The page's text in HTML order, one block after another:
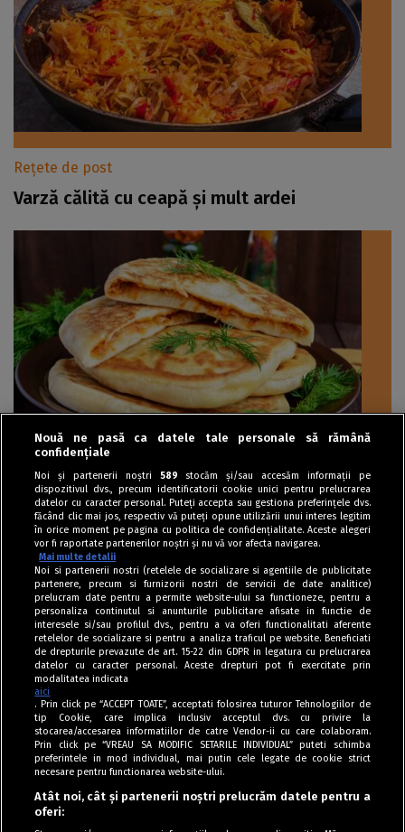
Rețete de post
Varză călită cu ceapă și mult ardei
Aluaturi sărate
Plăcinte cu varză călită la tigaie
Tag index
Program Antena 1
Nouă ne pasă ca datele tale personale să rămână
confidențiale
Noi și partenerii noștri 589 stocăm și/sau accesăm informații pe
dispozitivul dvs., precum identificatorii cookie unici pentru prelucrarea
datelor cu caracter personal. Puteți accepta sau gestiona preferințele dvs.
făcând clic mai jos, respectiv vă puteți opune utilizării unui interes legitim
în orice moment pe pagina cu politica de confidențialitate. Aceste alegeri
vor fi raportate partenerilor noștri și nu vă vor afecta navigarea.
Mai multe detalii
Noi si partenerii nostri (retelele de socializare si agentiile de publicitate
partenere, precum si furnizorii nostri de servicii de date analitice)
prelucram date pentru a permite website-ului sa functioneze, pentru a
personaliza continutul si anunturile publicitare afisate in functie de
interesele si/sau profilul dvs., pentru a va oferi functionalitati aferente
retelelor de socializare si pentru a analiza traficul pe website. Beneficiati
de drepturile prevazute de art. 15-22 din GDPR in legatura cu prelucrarea
datelor cu caracter personal. Aceste drepturi pot fi exercitate prin
modalitatea indicata
aici
. Prin click pe “ACCEPT TOATE”, acceptati folosirea tuturor Tehnologiilor de
tip Cookie, care implica inclusiv acceptul dvs. cu privire la
stocarea/accesarea informatiilor de catre Vendor-ii cu care colaboram.
Prin click pe “VREAU SA MODIFIC SETARILE INDIVIDUAL” puteti schimba
preferintele in mod individual, mai putin cele legate de cookie strict
necesare pentru functionarea website-ului.
Atât noi, cât și partenerii noștri prelucrăm datele pentru a
oferi: